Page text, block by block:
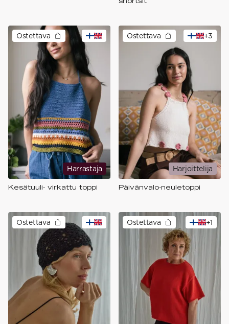
Harrastaja
Ostettava
Kesätuuli- virkattu toppi
+3
Harjoittelija
Ostettava
Päivänvalo-neuletoppi
Ostettava +1
Ostettava